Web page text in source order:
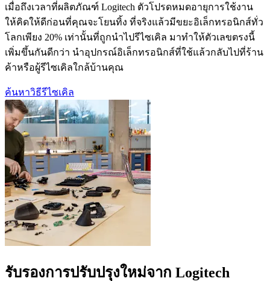
เมื่อถึงเวลาที่ผลิตภัณฑ์ Logitech ตัวโปรดหมดอายุการใช้งาน
ให้คิดให้ดีก่อนที่คุณจะโยนทิ้ง ที่จริงแล้วมีขยะอิเล็กทรอนิกส์ทั่ว
โลกเพียง 20% เท่านั้นที่ถูกนำไปรีไซเคิล มาทำให้ตัวเลขตรงนี้
เพิ่มขึ้นกันดีกว่า นำอุปกรณ์อิเล็กทรอนิกส์ที่ใช้แล้วกลับไปที่ร้าน
ค้าหรือผู้รีไซเคิลใกล้บ้านคุณ
ค้นหาวิธีรีไซเคิล
รับรองการปรับปรุงใหม่จาก Logitech